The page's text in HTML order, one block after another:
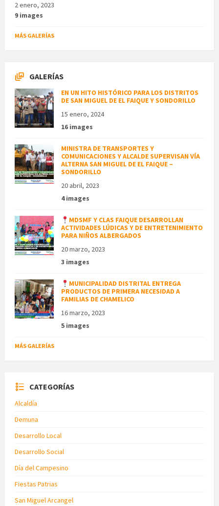
2 enero, 2023
9 images
MÁS GALERÍAS
GALERÍAS
EN UN HITO HISTÓRICO PARA LOS DISTRITOS
DE SAN MIGUEL DE EL FAIQUE Y SONDORILLO
15 enero, 2024
16 images
MINISTRA DE TRANSPORTES Y
COMUNICACIONES Y ALCALDE SUPERVISAN VÍA
ALTERNA SAN MIGUEL DE EL FAIQUE –
SONDORILLO
20 abril, 2023
4 images
MDSMF Y CLAS FAIQUE DESARROLLAN
ACTIVIDADES LÚDICAS Y DE ENTRETENIMIENTO
PARA NIÑOS ALBERGADOS
20 marzo, 2023
3 images
MUNICIPALIDAD DISTRITAL ENTREGA
PRODUCTOS DE PRIMERA NECESIDAD A
FAMILIAS DE CHAMELICO
16 marzo, 2023
5 images
MÁS GALERÍAS
CATEGORÍAS
Alcaldía
Demuna
Desarrollo Local
Desarrollo Social
Día del Campesino
Fiestas Patrias
San Miguel Arcangel